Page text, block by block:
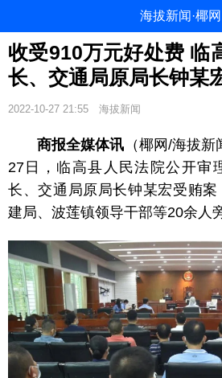
海拔新闻·椰网
收受910万元好处费 临
长、交通局原局长钟某
2022-10-27 21:55 海拔新闻
商报全媒体讯 （椰网/海拔
27日，临高县人民法院公开审
长、交通局原局长钟某宏受贿
建局、波莲镇领导干部等20余人